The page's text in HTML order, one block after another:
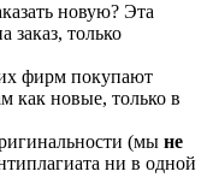
новую? Эта
заказ, только
фирм покупают
как новые, только в
(мы не
ни в одной